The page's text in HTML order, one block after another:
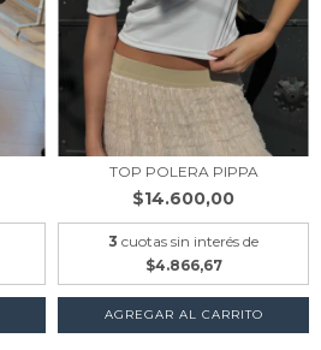
TOP POLERA PIPPA
$14.600,00
3 cuotas sin interés de
$4.866,67
AGREGAR AL CARRITO